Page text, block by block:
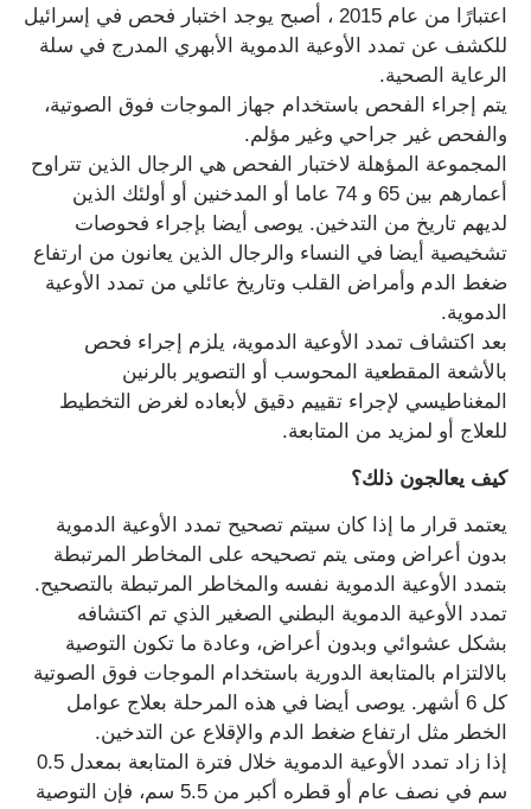
اعتبارًا من عام 2015 ، أصبح يوجد اختبار فحص في إسرائيل
للكشف عن تمدد الأوعية الدموية الأبهري المدرج في سلة
الرعاية الصحية.
يتم إجراء الفحص باستخدام جهاز الموجات فوق الصوتية،
والفحص غير جراحي وغير مؤلم.
المجموعة المؤهلة لاختبار الفحص هي الرجال الذين تتراوح
أعمارهم بين 65 و 74 عاما أو المدخنين أو أولئك الذين
لديهم تاريخ من التدخين. يوصى أيضا بإجراء فحوصات
تشخيصية أيضا في النساء والرجال الذين يعانون من ارتفاع
ضغط الدم وأمراض القلب وتاريخ عائلي من تمدد الأوعية
الدموية.
بعد اكتشاف تمدد الأوعية الدموية، يلزم إجراء فحص
بالأشعة المقطعية المحوسب أو التصوير بالرنين
المغناطيسي لإجراء تقييم دقيق لأبعاده لغرض التخطيط
للعلاج أو لمزيد من المتابعة.
كيف يعالجون ذلك؟
يعتمد قرار ما إذا كان سيتم تصحيح تمدد الأوعية الدموية
بدون أعراض ومتى يتم تصحيحه على المخاطر المرتبطة
بتمدد الأوعية الدموية نفسه والمخاطر المرتبطة بالتصحيح.
تمدد الأوعية الدموية البطني الصغير الذي تم اكتشافه
بشكل عشوائي وبدون أعراض، وعادة ما تكون التوصية
بالالتزام بالمتابعة الدورية باستخدام الموجات فوق الصوتية
كل 6 أشهر. يوصى أيضا في هذه المرحلة بعلاج عوامل
الخطر مثل ارتفاع ضغط الدم والإقلاع عن التدخين.
إذا زاد تمدد الأوعية الدموية خلال فترة المتابعة بمعدل 0.5
سم في نصف عام أو قطره أكبر من 5.5 سم، فإن التوصية